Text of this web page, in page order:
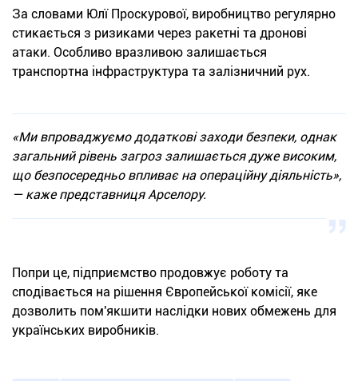
За словами Юлї Проскурової, виробництво регулярно
стикається з ризиками через ракетні та дронові
атаки. Особливо вразливою залишається
транспортна інфраструктура та залізничний рух.
«Ми впроваджуємо додаткові заходи безпеки, однак
загальний рівень загроз залишається дуже високим,
що безпосередньо впливає на операційну діяльність»,
— каже представниця Арселору.
Попри це, підприємство продовжує роботу та
сподівається на рішення Європейської комісії, яке
дозволить пом'якшити наслідки нових обмежень для
українських виробників.